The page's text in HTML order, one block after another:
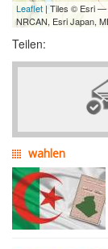
Leaflet | Tiles © Esri —
NRCAN, Esri Japan,
Teilen:
wahlen